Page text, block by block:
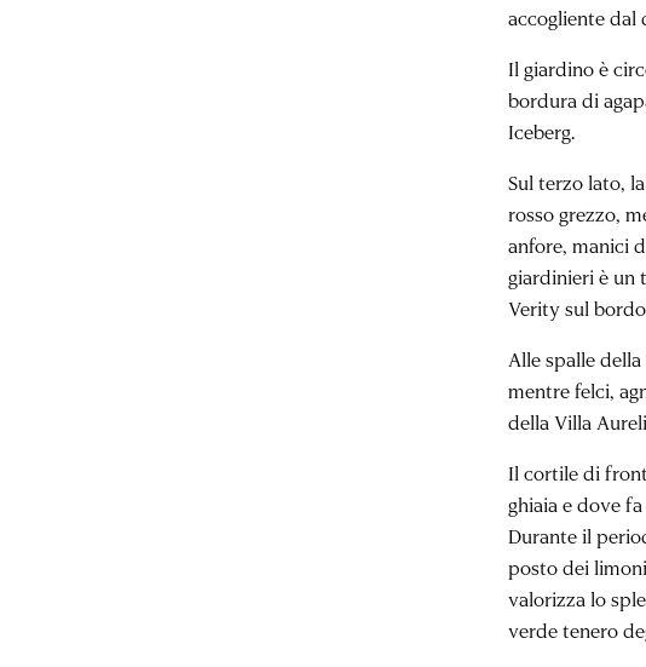
accogliente dal
Il giardino è
bordura di
Iceberg.
Sul terzo lato,
rosso grezzo,
anfore, manici
giardinieri è un
Verity sul
Alle spalle
mentre felci,
della Villa
Il cortile di
ghiaia e dove
Durante il
posto dei
valorizza lo
verde tenero